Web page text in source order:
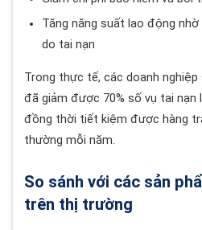
Tăng năng suất lao động
do tai nạn
Trong thực tế, các doanh nghiệp
đã giảm được 70% số vụ tai nạn
đồng thời tiết kiệm được hàng
thường mỗi năm.
So sánh với các sản
trên thị trường